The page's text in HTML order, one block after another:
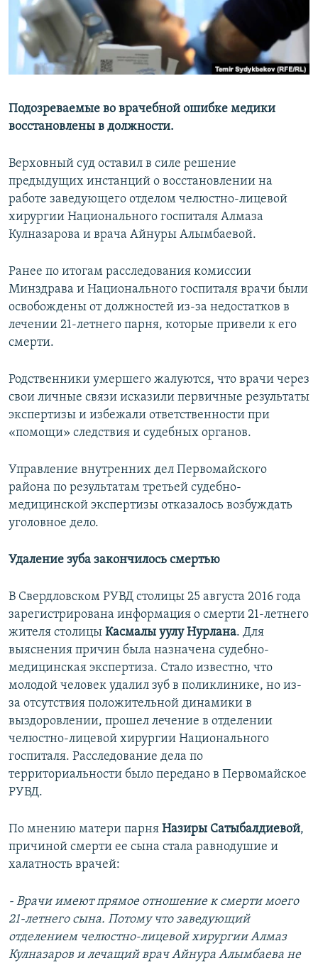
Подозреваемые во врачебной ошибке медики
восстановлены в должности.
Верховный суд оставил в силе решение
предыдущих инстанций о восстановлении на
работе заведующего отделом челюстно-лицевой
хирургии Национального госпиталя Алмаза
Кулназарова и врача Айнуры Алымбаевой.
Ранее по итогам расследования комиссии
Минздрава и Национального госпиталя врачи были
освобождены от должностей из-за недостатков в
лечении 21-летнего парня, которые привели к его
смерти.
Родственники умершего жалуются, что врачи через
свои личные связи исказили первичные результаты
экспертизы и избежали ответственности при
«помощи» следствия и судебных органов.
Управление внутренних дел Первомайского
района по результатам третьей судебно-
медицинской экспертизы отказалось возбуждать
уголовное дело.
Удаление зуба закончилось смертью
В Свердловском РУВД столицы 25 августа 2016 года
зарегистрирована информация о смерти 21-летнего
жителя столицы Касмалы уулу Нурлана. Для
выяснения причин была назначена судебно-
медицинская экспертиза. Стало известно, что
молодой человек удалил зуб в поликлинике, но из-
за отсутствия положительной динамики в
выздоровлении, прошел лечение в отделении
челюстно-лицевой хирургии Национального
госпиталя. Расследование дела по
территориальности было передано в Первомайское
РУВД.
По мнению матери парня Назиры Сатыбалдиевой,
причиной смерти ее сына стала равнодушие и
халатность врачей:
- Врачи имеют прямое отношение к смерти моего
21-летнего сына. Потому что заведующий
отделением челюстно-лицевой хирургии Алмаз
Кулназаров и лечащий врач Айнура Алымбаева не